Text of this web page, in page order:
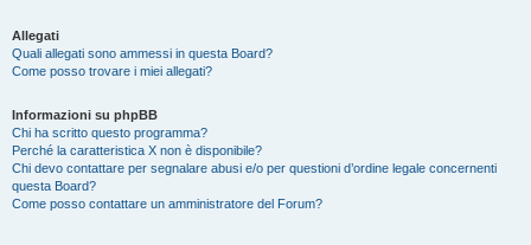
Allegati
Quali allegati sono ammessi in questa Board?
Come posso trovare i miei allegati?
Informazioni su phpBB
Chi ha scritto questo programma?
Perché la caratteristica X non è disponibile?
Chi devo contattare per segnalare abusi e/o per questioni d’ordine legale concernenti
questa Board?
Come posso contattare un amministratore del Forum?